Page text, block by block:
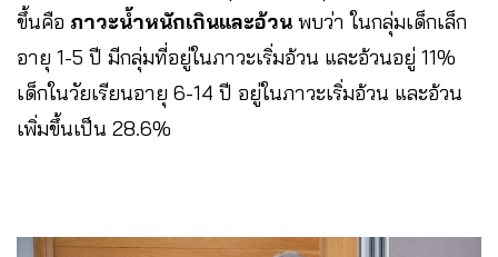
ขึ้นคือ ภาวะน้ำหนักเกินและอ้วน พบว่า ในกลุ่มเด็กเล็ก
อายุ 1-5 ปี มีกลุ่มที่อยู่ในภาวะเริ่มอ้วน และอ้วนอยู่ 11%
เด็กในวัยเรียนอายุ 6-14 ปี อยู่ในภาวะเริ่มอ้วน และอ้วน
เพิ่มขึ้นเป็น 28.6%